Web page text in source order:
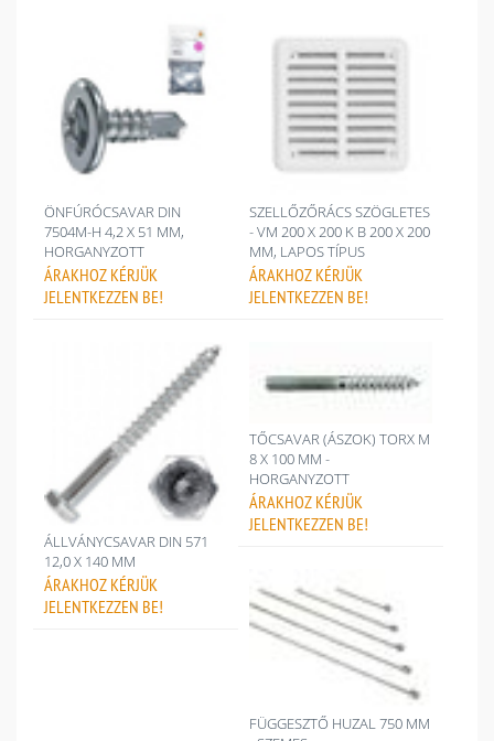
ÖNFÚRÓCSAVAR DIN
7504M-H 4,2 X 51 MM,
HORGANYZOTT
ÁRAKHOZ KÉRJÜK
JELENTKEZZEN BE!
SZELLŐZŐRÁCS SZÖGLETES
- VM 200 X 200 K B 200 X 200
MM, LAPOS TÍPUS
ÁRAKHOZ KÉRJÜK
JELENTKEZZEN BE!
ÁLLVÁNYCSAVAR DIN 571
12,0 X 140 MM
ÁRAKHOZ KÉRJÜK
JELENTKEZZEN BE!
TŐCSAVAR (ÁSZOK) TORX M
8 X 100 MM -
HORGANYZOTT
ÁRAKHOZ KÉRJÜK
JELENTKEZZEN BE!
FÜGGESZTŐ HUZAL 750 MM